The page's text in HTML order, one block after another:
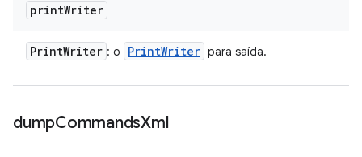
printWriter
PrintWriter : o PrintWriter para saída.
dumpCommandsXml